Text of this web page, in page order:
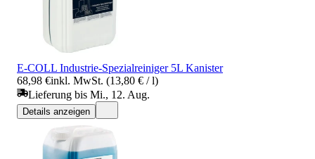
E-COLL Industrie-Spezialreiniger 5L Kanister
68,98 €inkl. MwSt. (13,80 € / l)
Lieferung bis Mi., 12. Aug.
Details anzeigen